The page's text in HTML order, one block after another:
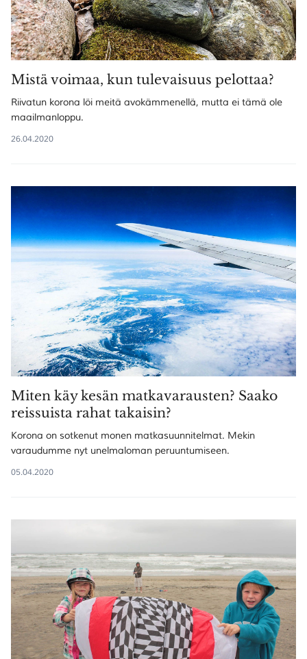
Mistä voimaa, kun tulevaisuus pelottaa?
Riivatun korona löi meitä avokämmenellä, mutta ei tämä ole
maailmanloppu.
26.04.2020
Miten käy kesän matkavarausten? Saako
reissuista rahat takaisin?
Korona on sotkenut monen matkasuunnitelmat. Mekin
varaudumme nyt unelmaloman peruuntumiseen.
05.04.2020